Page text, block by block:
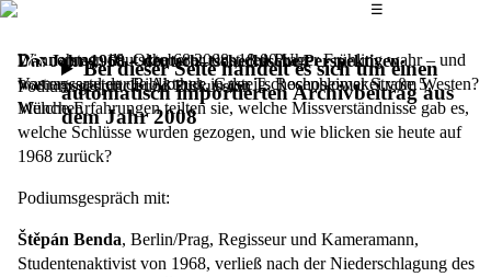
Das
☰
Bei dieser Seite handelt es sich um einen
automatisch importierten Archivbeitrag aus
dem Jahr 2008
Das Jahr 1968 – deutsch–tschechische Perspektiven
Podiumsgespräch und Diskussion
Wie nahmen deutsche 68er einst den Prager Frühling wahr – und
was erwarteten die Akteure in der Tschechoslowakei vom Westen?
Welche Erfahrungen teilten sie, welche Missverständnisse gab es,
welche Schlüsse wurden gezogen, und wie blicken sie heute auf
1968 zurück?
Podiumsgespräch mit:
Štěpán Benda, Berlin/Prag, Regisseur und Kameramann,
Studentenaktivist von 1968, verließ nach der Niederschlagung des
Donnerstag, 16. Oktober 2008,18.00 Uhr
Vortragssaal der Bibliothek, Gasteig, Rosenheimer Straße 5,
München